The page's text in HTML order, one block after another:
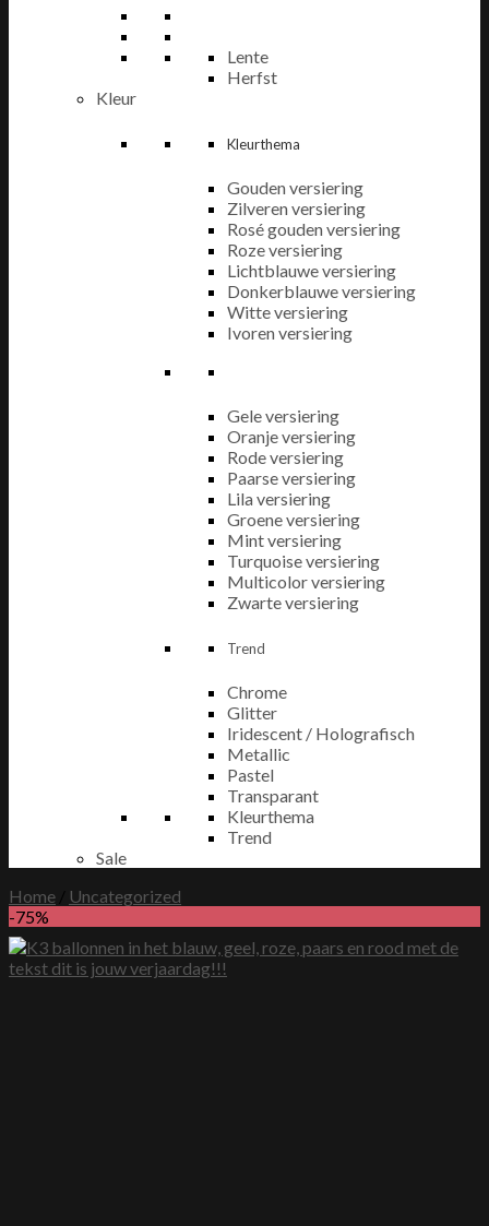
Lente
Herfst
Kleur
Kleurthema
Gouden versiering
Zilveren versiering
Rosé gouden versiering
Roze versiering
Lichtblauwe versiering
Donkerblauwe versiering
Witte versiering
Ivoren versiering
Gele versiering
Oranje versiering
Rode versiering
Paarse versiering
Lila versiering
Groene versiering
Mint versiering
Turquoise versiering
Multicolor versiering
Zwarte versiering
Trend
Chrome
Glitter
Iridescent / Holografisch
Metallic
Pastel
Transparant
Kleurthema
Trend
Sale
Home
Uncategorized
-75%